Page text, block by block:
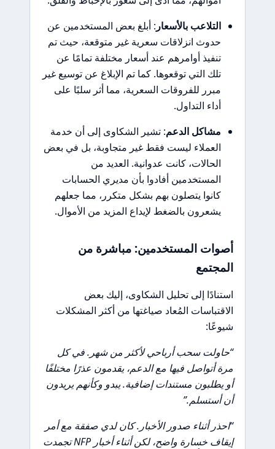
التلاعب بالأسعار : أبلغ بعض المستخدمين عن
حدوث انزلاقات سعرية غير متوقعة، حيث تم
تنفيذ أوامرهم عند أسعار مختلفة تمامًا عن
تلك التي توقعوها. كما تم الإبلاغ عن توسيع غير
مبرر للفروقات السعرية، مما أثر سلبًا على
أداء التداول.
مشاكل الدعم: تشير الشكاوى إلى أن خدمة
العملاء ليست فقط غير متجاوبة، بل في بعض
الحالات، كانت عدوانية. العديد من
المستخدمين أفادوا بأن مديري الحسابات
كانوا يتصلون بهم بشكل متكرر، مما جعلهم
يشعرون بالضغط لإيداع المزيد من الأموال.
أصوات المستخدمين: مباشرة من
المجتمع
استنادًا إلى تحليل الشكاوى، إليك بعض
الاقتباسات المُعاد صياغتها من أكثر المشكلات
شيوعًا:
“حاولت سحب أرباحي لأكثر من شهر. في كل
مرة أتواصل فيها مع الدعم، يقدمون عذرًا مختلفًا
أو يطلبون مستندات إضافية. يبدو وكأنهم يريدون
أن أستسلم.”
“احذر أثناء صدور الأخبار. كان لدي صفقة مع أمر
إيقاف خسارة واضح، لكن أثناء أخبار NFP تجمدت